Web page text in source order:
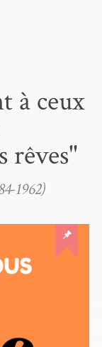
à ceux
rêves"
1962)